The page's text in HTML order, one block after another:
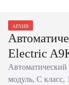
АРХИВ
Electric
Автоматический
модуль, C